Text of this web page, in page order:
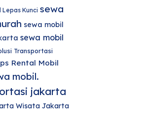
Lepas Kunci sewa
sewa mobil
sewa mobil
Transportasi
Rental Mobil
mobil.
jakarta
Wisata Jakarta